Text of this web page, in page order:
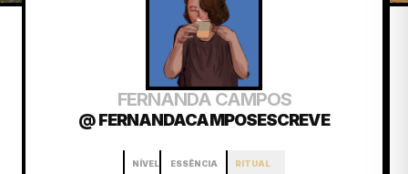
FERNANDA CAMPOS
@ FERNANDACAMPOSESCREVE
NÍVEL ESSÊNCIA RITUAL